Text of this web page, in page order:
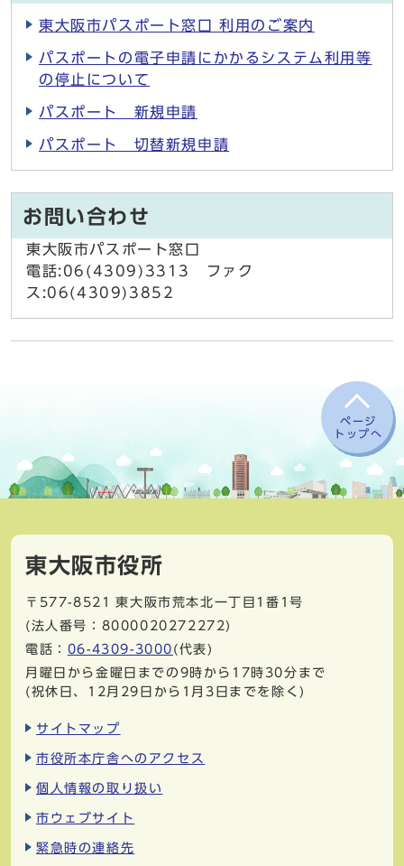
東大阪市パスポート窓口 利用のご案内
パスポートの電子申請にかかるシステム利用等
の停止について
パスポート 新規申請
パスポート 切替新規申請
お問い合わせ
東大阪市パスポート窓口
電話:06(4309)3313 ファク
ス:06(4309)3852
ページ
トップへ
東大阪市役所
〒577-8521
東大阪市荒本北一丁目1番1号
(法人番号：8000020272272)
電話： 06-4309-3000 (代表)
月曜日から金曜日までの9時から17時30分まで
(祝休日、12月29日から1月3日までを除く)
サイトマップ
市役所本庁舎へのアクセス
個人情報の取り扱い
市ウェブサイト
緊急時の連絡先